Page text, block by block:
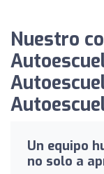
Nuestro
Un equipo
no solo a